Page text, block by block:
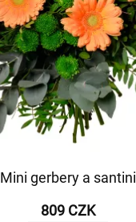
Mini gerbery a santini
809 CZK